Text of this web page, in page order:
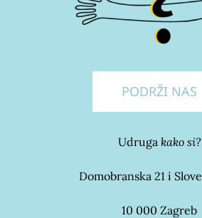
PODRŽI NAS
Udruga kako si?
Domobranska 21 i
10 000 Zagreb